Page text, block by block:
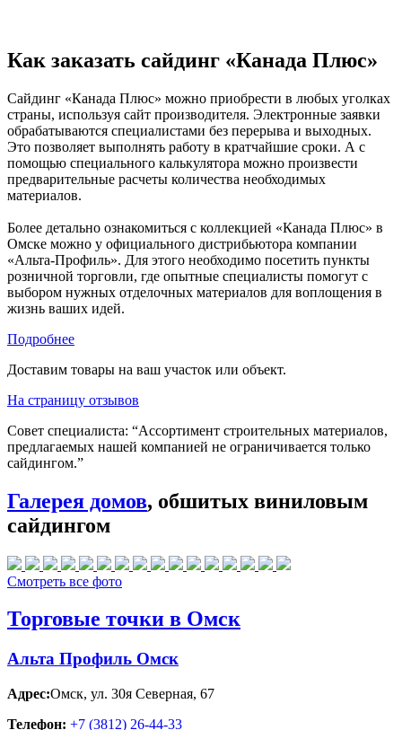
Как заказать сайдинг «Канада Плюс»
Сайдинг «Канада Плюс» можно приобрести в любых уголках
страны, используя сайт производителя. Электронные заявки
обрабатываются специалистами без перерыва и выходных.
Это позволяет выполнять работу в кратчайшие сроки. А с
помощью специального калькулятора можно произвести
предварительные расчеты количества необходимых
материалов.
Более детально ознакомиться с коллекцией «Канада Плюс» в
Омске можно у официального дистрибьютора компании
«Альта-Профиль». Для этого необходимо посетить пункты
розничной торговли, где опытные специалисты помогут с
выбором нужных отделочных материалов для воплощения в
жизнь ваших идей.
Подробнее
Доставим товары на ваш участок или объект.
На страницу отзывов
Совет специалиста: “Ассортимент строительных материалов,
предлагаемых нашей компанией не ограничивается только
сайдингом.”
Галерея домов, обшитых виниловым
сайдингом
Смотреть все фото
Торговые точки в Омск
Альта Профиль Омск
Адрес:Омск, ул. 30я Северная, 67
Телефон: +7 (3812) 26‑44-33